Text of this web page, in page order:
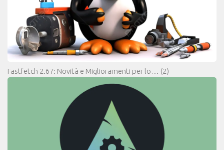
Fastfetch 2.67: Novità e Miglioramenti per lo… (2)